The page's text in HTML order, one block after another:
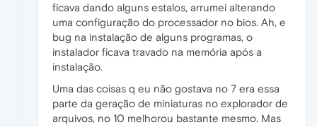
ficava dando alguns estalos, arrumei alterando
uma configuração do processador no bios. Ah, e
bug na instalação de alguns programas, o
instalador ficava travado na memória após a
instalação.
Uma das coisas q eu não gostava no 7 era essa
parte da geração de miniaturas no explorador de
arquivos, no 10 melhorou bastante mesmo. Mas